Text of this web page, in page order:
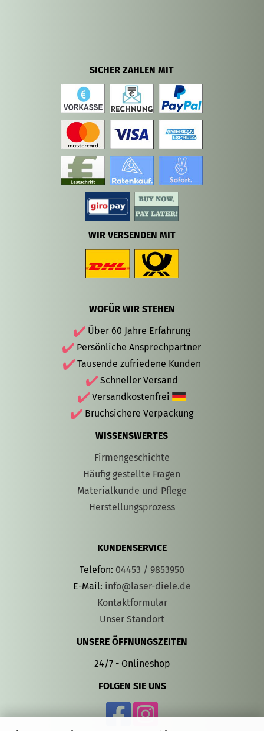
SICHER ZAHLEN MIT
WIR VERSENDEN MIT
WOFÜR WIR STEHEN
Über 60 Jahre Erfahrung
Persönliche Ansprechpartner
Tausende zufriedene Kunden
Schneller Versand
Versandkostenfrei
Bruchsichere Verpackung
WISSENSWERTES
Firmengeschichte
Häufig gestellte Fragen
Materialkunde und Pflege
Herstellungsprozess
KUNDENSERVICE
Telefon: 04453 / 9853950
E-Mail: info@laser-diele.de
Kontaktformular
Unser Standort
UNSERE ÖFFNUNGSZEITEN
24/7 - Onlineshop
FOLGEN SIE UNS